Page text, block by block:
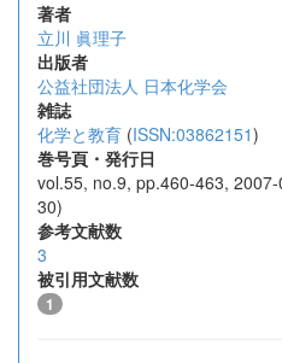
著者
立川 眞理子
出版者
公益社団法人 日本化学会
雑誌
化学と教育 (ISSN:03862151)
巻号頁・発行日
vol.55, no.9, pp.460-463,
30)
参考文献数
3
被引用文献数
1